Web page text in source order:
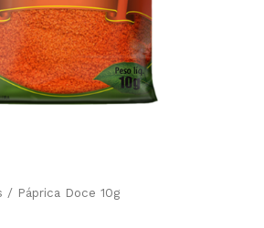
/ Páprica Doce 10g